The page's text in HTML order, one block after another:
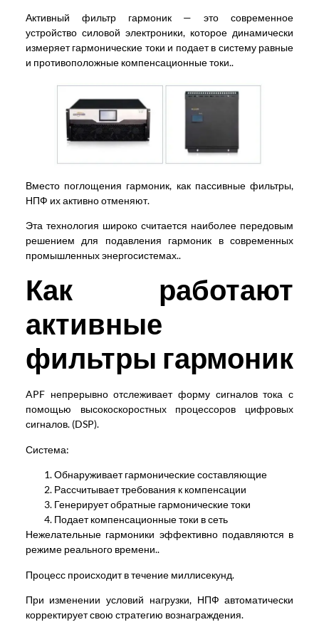
Активный фильтр гармоник — это современное
устройство силовой электроники, которое динамически
измеряет гармонические токи и подает в систему равные
и противоположные компенсационные токи..
Вместо поглощения гармоник, как пассивные фильтры,
НПФ их активно отменяют.
Эта технология широко считается наиболее передовым
решением для подавления гармоник в современных
промышленных энергосистемах..
Как работают
активные
фильтры гармоник
APF непрерывно отслеживает форму сигналов тока с
помощью высокоскоростных процессоров цифровых
сигналов. (DSP).
Система:
Обнаруживает гармонические составляющие
Рассчитывает требования к компенсации
Генерирует обратные гармонические токи
Подает компенсационные токи в сеть
Нежелательные гармоники эффективно подавляются в
режиме реального времени..
Процесс происходит в течение миллисекунд.
При изменении условий нагрузки, НПФ автоматически
корректирует свою стратегию вознаграждения.